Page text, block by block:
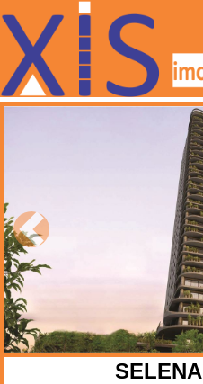
Anterior
SELENA